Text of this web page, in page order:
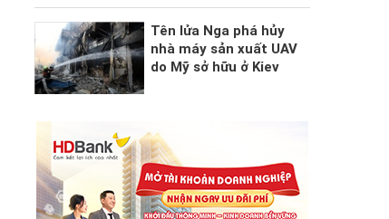
Tên lửa Nga phá hủy
nhà máy sản xuất UAV
do Mỹ sở hữu ở Kiev